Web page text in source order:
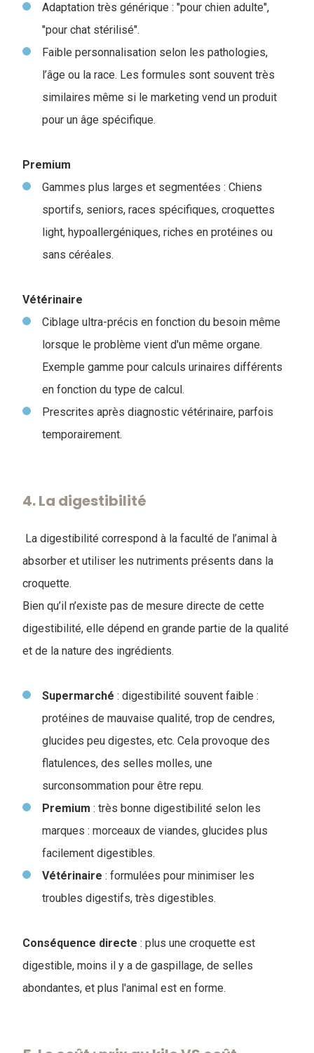
Adaptation très générique : "pour chien adulte",
"pour chat stérilisé".
Faible personnalisation selon les pathologies,
l’âge ou la race. Les formules sont souvent très
similaires même si le marketing vend un produit
pour un âge spécifique.
Premium
Gammes plus larges et segmentées : Chiens
sportifs, seniors, races spécifiques, croquettes
light, hypoallergéniques, riches en protéines ou
sans céréales.
Vétérinaire
Ciblage ultra-précis en fonction du besoin même
lorsque le problème vient d'un même organe.
Exemple gamme pour calculs urinaires différents
en fonction du type de calcul.
Prescrites après diagnostic vétérinaire, parfois
temporairement.
4. La digestibilité
La digestibilité correspond à la faculté de l’animal à
absorber et utiliser les nutriments présents dans la
croquette.
Bien qu’il n’existe pas de mesure directe de cette
digestibilité, elle dépend en grande partie de la qualité
et de la nature des ingrédients.
Supermarché : digestibilité souvent faible :
protéines de mauvaise qualité, trop de cendres,
glucides peu digestes, etc. Cela provoque des
flatulences, des selles molles, une
surconsommation pour être repu.
Premium : très bonne digestibilité selon les
marques : morceaux de viandes, glucides plus
facilement digestibles.
Vétérinaire : formulées pour minimiser les
troubles digestifs, très digestibles.
Conséquence directe : plus une croquette est
digestible, moins il y a de gaspillage, de selles
abondantes, et plus l'animal est en forme.